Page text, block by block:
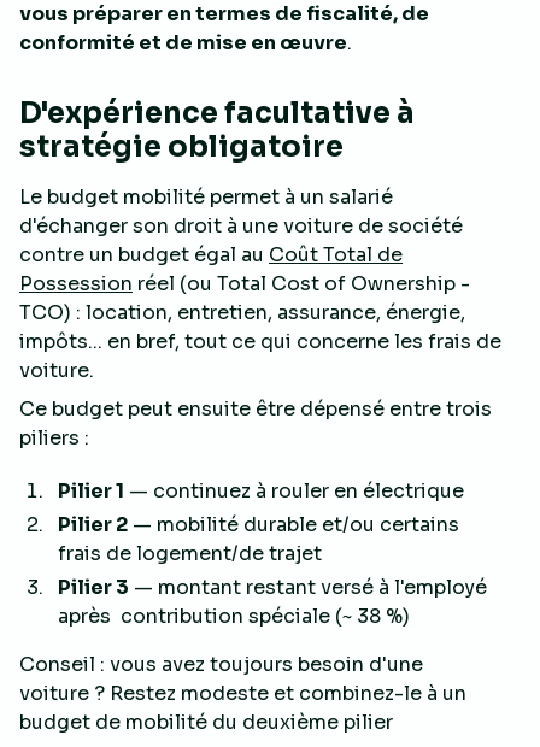
vous préparer en termes de fiscalité, de
conformité et de mise en œuvre.
D'expérience facultative à
stratégie obligatoire
Le budget mobilité permet à un salarié
d'échanger son droit à une voiture de société
contre un budget égal au Coût Total de
Possession réel (ou Total Cost of Ownership -
TCO) : location, entretien, assurance, énergie,
impôts... en bref, tout ce qui concerne les frais de
voiture.
Ce budget peut ensuite être dépensé entre trois
piliers :
Pilier 1 — continuez à rouler en électrique
Pilier 2 — mobilité durable et/ou certains
frais de logement/de trajet
Pilier 3 — montant restant versé à l'employé
après contribution spéciale (~ 38 %)
Conseil : vous avez toujours besoin d'une
voiture ? Restez modeste et combinez-le à un
budget de mobilité du deuxième pilier